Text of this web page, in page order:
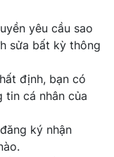
yêu cầu sao
sửa bất kỳ thông
định, bạn có
tin cá nhân của
ký nhận